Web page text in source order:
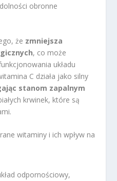
obronne
że zmniejsza
, co może
układu
C działa jako silny
stanom zapalnym
krwinek, które są
witaminy i ich wpływ na
odpornościowy,